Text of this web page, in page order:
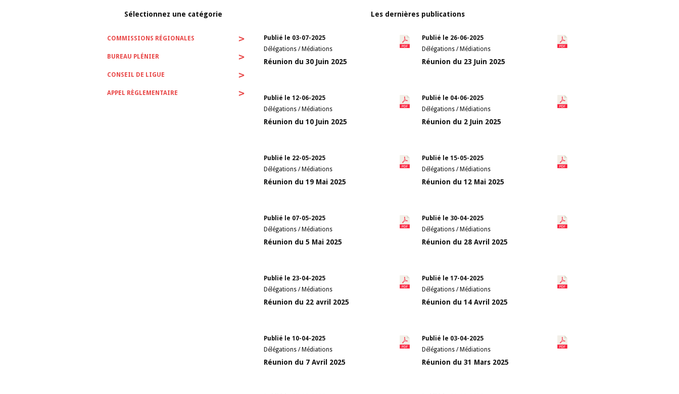
Sélectionnez une catégorie
COMMISSIONS RÉGIONALES >
BUREAU PLÉNIER >
CONSEIL DE LIGUE >
APPEL RÈGLEMENTAIRE >
Les dernières publications
Publié le 03-07-2025
Délégations / Médiations
Réunion du 30 Juin 2025
Publié le 26-06-2025
Délégations / Médiations
Réunion du 23 Juin 2025
Publié le 12-06-2025
Délégations / Médiations
Réunion du 10 Juin 2025
Publié le 04-06-2025
Délégations / Médiations
Réunion du 2 Juin 2025
Publié le 22-05-2025
Délégations / Médiations
Réunion du 19 Mai 2025
Publié le 15-05-2025
Délégations / Médiations
Réunion du 12 Mai 2025
Publié le 07-05-2025
Délégations / Médiations
Réunion du 5 Mai 2025
Publié le 30-04-2025
Délégations / Médiations
Réunion du 28 Avril 2025
Publié le 23-04-2025
Délégations / Médiations
Réunion du 22 avril 2025
Publié le 17-04-2025
Délégations / Médiations
Réunion du 14 Avril 2025
Publié le 10-04-2025
Délégations / Médiations
Réunion du 7 Avril 2025
Publié le 03-04-2025
Délégations / Médiations
Réunion du 31 Mars 2025